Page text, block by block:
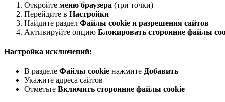
Откройте меню браузера (три точки)
Перейдите в Настройки
Найдите раздел Файлы cookie и разрешения сайтов
Активируйте опцию Блокировать сторонние файлы
Настройка исключений:
В разделе Файлы cookie нажмите Добавить
Укажите адреса сайтов
Отметьте Включить сторонние файлы cookie